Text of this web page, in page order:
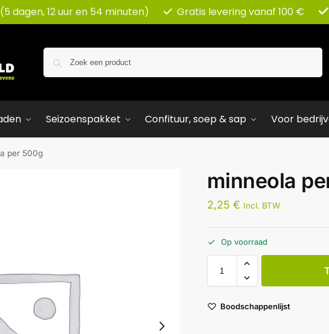
(5 dagen, 12 uur en 54 minuten) Gratis levering vanaf 100 €
Seizoenspakket Confituur, soep & sap Voor
per 500g
minneola
2,25 € Incl. BTW
Op voorraad
Boodschappenlijst